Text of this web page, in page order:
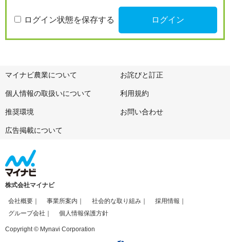
ログイン状態を保存する
マイナビ農業について お詫びと訂正
個人情報の取扱いについて 利用規約
推奨環境 お問い合わせ
広告掲載について
株式会社マイナビ
会社概要 事業所案内 社会的な取り組み
採用情報
グループ会社
個人情報保護方針
Copyright © Mynavi Corporation